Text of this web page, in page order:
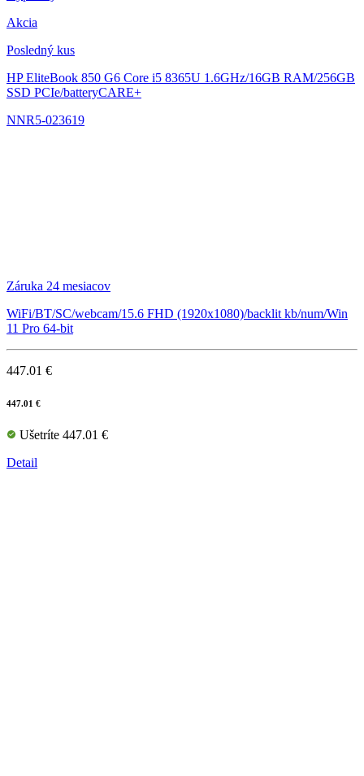
Akcia
Posledný kus
HP EliteBook 850 G6 Core i5 8365U 1.6GHz/16GB RAM/256GB
SSD PCIe/batteryCARE+
NNR5-023619
Záruka 24 mesiacov
WiFi/BT/SC/webcam/15.6 FHD (1920x1080)/backlit kb/num/Win
11 Pro 64-bit
447.01 €
447.01 €
Ušetríte 447.01 €
Detail